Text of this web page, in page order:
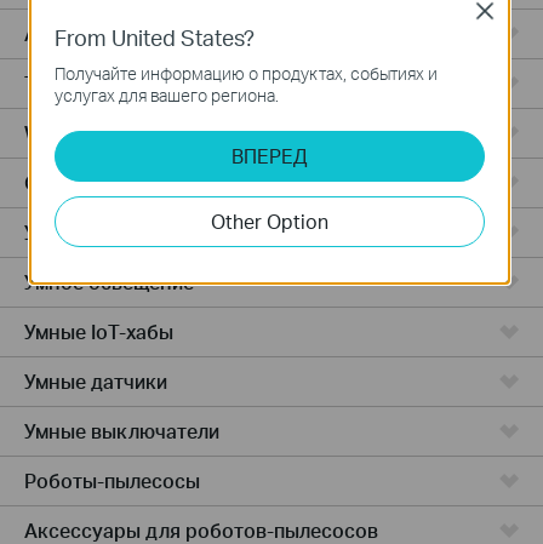
Адаптеры PCIe
Точки доступа
Wireless USB Adapters
Облачные камеры
Умные розетки
Умное освещение
Умные IoT-хабы
Умные датчики
Умные выключатели
Роботы-пылесосы
Аксессуары для роботов-пылесосов
From United States?
Получайте информацию о продуктах, событиях и
услугах для вашего региона.
ВПЕРЕД
Other Option
Close